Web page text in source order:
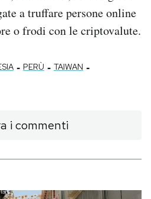
a truffare persone online
o frodi con le criptovalute.
- PERÙ - TAIWAN -
i commenti